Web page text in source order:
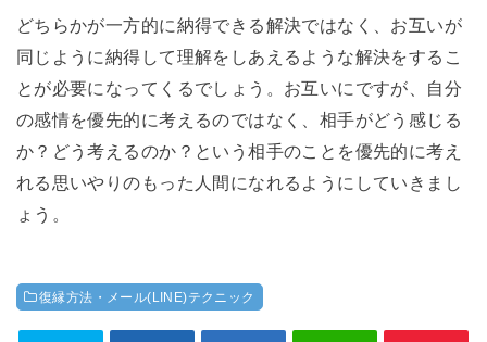
どちらかが一方的に納得できる解決ではなく、お互いが
同じように納得して理解をしあえるような解決をするこ
とが必要になってくるでしょう。お互いにですが、自分
の感情を優先的に考えるのではなく、相手がどう感じる
か？どう考えるのか？という相手のことを優先的に考え
れる思いやりのもった人間になれるようにしていきまし
ょう。
復縁方法・メール(LINE)テクニック